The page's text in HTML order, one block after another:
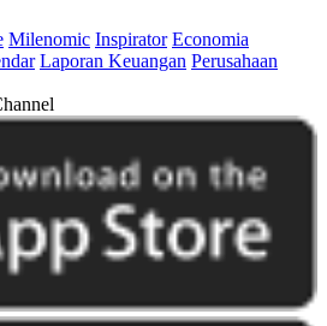
Milenomic Inspirator Economia
Laporan Keuangan Perusahaan